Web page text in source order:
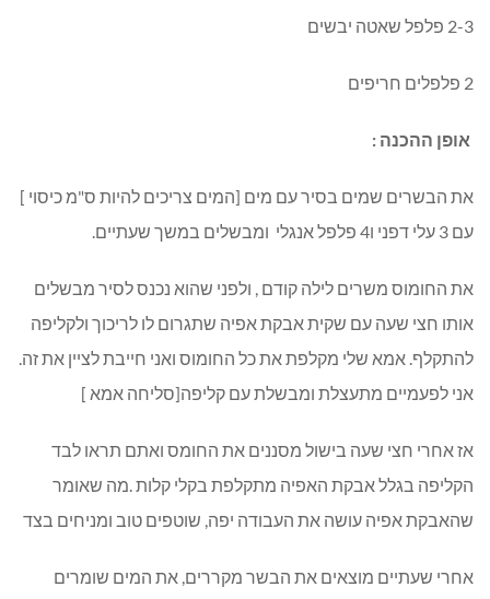
2-3 פלפל שאטה יבשים
2 פלפלים חריפים
אופן ההכנה :
את הבשרים שמים בסיר עם מים [המים צריכים להיות ס"מ כיסוי ]
עם 3 עלי דפני ו4 פלפל אנגלי ומבשלים במשך שעתיים.
את החומוס משרים לילה קודם , ולפני שהוא נכנס לסיר מבשלים
אותו חצי שעה עם שקית אבקת אפיה שתגרום לו לריכוך ולקליפה
להתקלף. אמא שלי מקלפת את כל החומוס ואני חייבת לציין את זה.
אני לפעמיים מתעצלת ומבשלת עם קליפה[סליחה אמא ]
אז אחרי חצי שעה בישול מסננים את החומס ואתם תראו לבד
הקליפה בגלל אבקת האפיה מתקלפת בקלי קלות .מה שאומר
שהאבקת אפיה עושה את העבודה יפה, שוטפים טוב ומניחים בצד
אחרי שעתיים מוצאים את הבשר מקררים, את המים שומרים